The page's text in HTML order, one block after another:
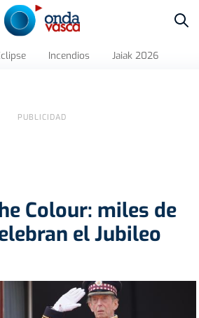
Incendios Jaiak 2026
Colour: miles de
el Jubileo